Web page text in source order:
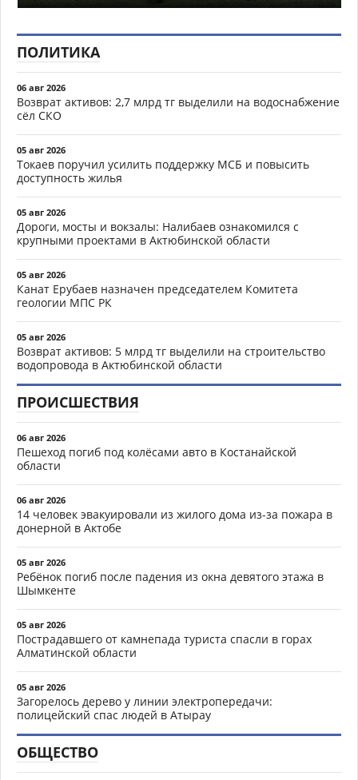
ПОЛИТИКА
06 авг 2026
Возврат активов: 2,7 млрд тг выделили на водоснабжение
сёл СКО
05 авг 2026
Токаев поручил усилить поддержку МСБ и повысить
доступность жилья
05 авг 2026
Дороги, мосты и вокзалы: Налибаев ознакомился с
крупными проектами в Актюбинской области
05 авг 2026
Канат Ерубаев назначен председателем Комитета
геологии МПС РК
05 авг 2026
Возврат активов: 5 млрд тг выделили на строительство
водопровода в Актюбинской области
ПРОИСШЕСТВИЯ
06 авг 2026
Пешеход погиб под колёсами авто в Костанайской
области
06 авг 2026
14 человек эвакуировали из жилого дома из-за пожара в
донерной в Актобе
05 авг 2026
Ребёнок погиб после падения из окна девятого этажа в
Шымкенте
05 авг 2026
Пострадавшего от камнепада туриста спасли в горах
Алматинской области
05 авг 2026
Загорелось дерево у линии электропередачи:
полицейский спас людей в Атырау
ОБЩЕСТВО